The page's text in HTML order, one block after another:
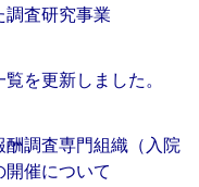
調査研究事業
を更新しました。
調査専門組織（入院
開催について